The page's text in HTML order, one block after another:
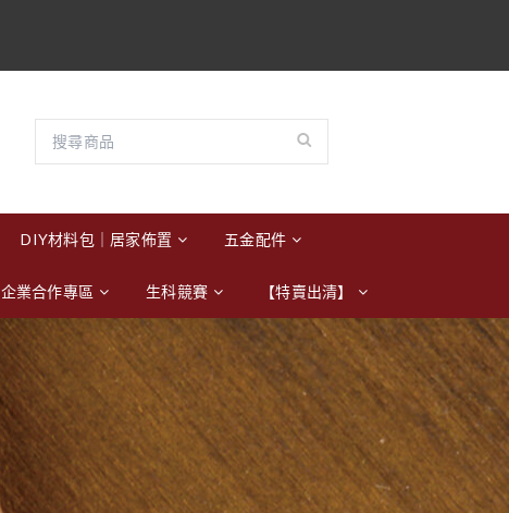
DIY材料包｜居家佈置 五金配件
企業合作專區 生科競賽 【特賣出清】